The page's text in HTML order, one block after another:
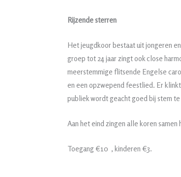
Rijzende sterren
Het jeugdkoor bestaat uit jongeren
groep tot 24 jaar zingt ook close
meerstemmige flitsende Engelse
en een opzwepend feestlied. Er
publiek wordt geacht goed bij stem
Aan het eind zingen alle koren
Toegang €10 , kinderen €3.